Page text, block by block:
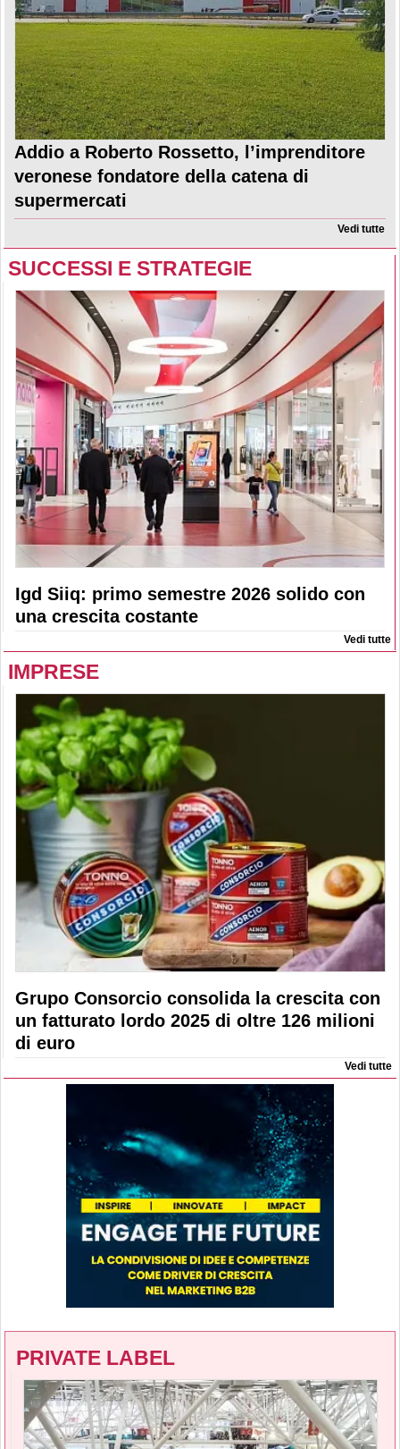
Addio a Roberto Rossetto, l’imprenditore
veronese fondatore della catena di
supermercati
Vedi tutte
SUCCESSI E STRATEGIE
Igd Siiq: primo semestre 2026 solido con
una crescita costante
Vedi tutte
IMPRESE
Grupo Consorcio consolida la crescita con
un fatturato lordo 2025 di oltre 126 milioni
di euro
Vedi tutte
PRIVATE LABEL